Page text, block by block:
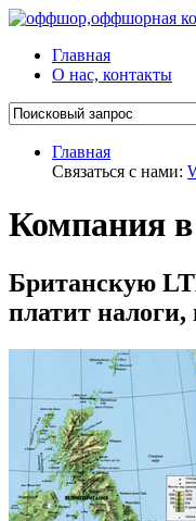
Главная
О нас, контакты
Главная
Связаться с нами:
Компания
Британскую
платит